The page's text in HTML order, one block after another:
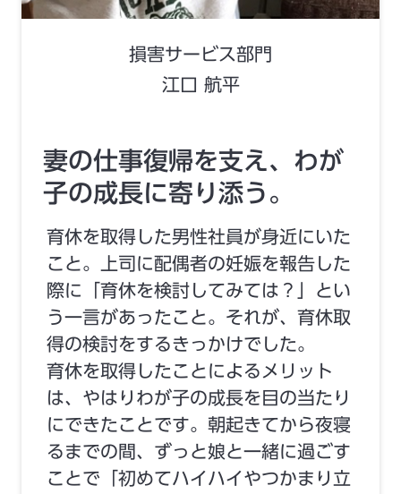
損害サービス部門
江口 航平
妻の仕事復帰を支え、わが
子の成長に寄り添う。
育休を取得した男性社員が身近にいた
こと。上司に配偶者の妊娠を報告した
際に「育休を検討してみては？」とい
う一言があったこと。それが、育休取
得の検討をするきっかけでした。
育休を取得したことによるメリット
は、やはりわが子の成長を目の当たり
にできたことです。朝起きてから夜寝
るまでの間、ずっと娘と一緒に過ごす
ことで「初めてハイハイやつかまり立